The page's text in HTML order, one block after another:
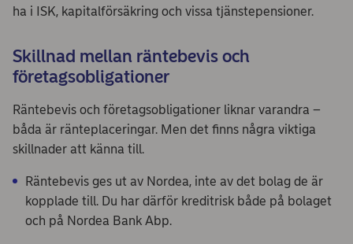
ha i ISK, kapitalförsäkring och vissa tjänstepensioner.
Skillnad mellan räntebevis och
företagsobligationer
Räntebevis och företagsobligationer liknar varandra –
båda är ränteplaceringar. Men det finns några viktiga
skillnader att känna till.
Räntebevis ges ut av Nordea, inte av det bolag de är
kopplade till. Du har därför kreditrisk både på bolaget
och på Nordea Bank Abp.